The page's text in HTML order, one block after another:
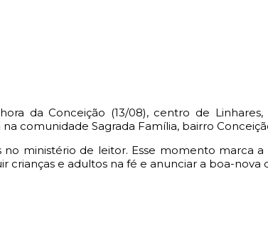
da Conceição (13/08), centro de
comunidade Sagrada Família, bairro
ministério de leitor. Esse momento marca
e adultos na fé e anunciar a boa-nova